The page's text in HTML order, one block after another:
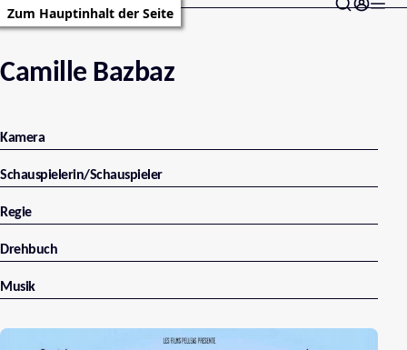
Zum Hauptinhalt der Seite
Camille Bazbaz
Kamera
Schauspielerin/Schauspieler
Regie
Drehbuch
Musik